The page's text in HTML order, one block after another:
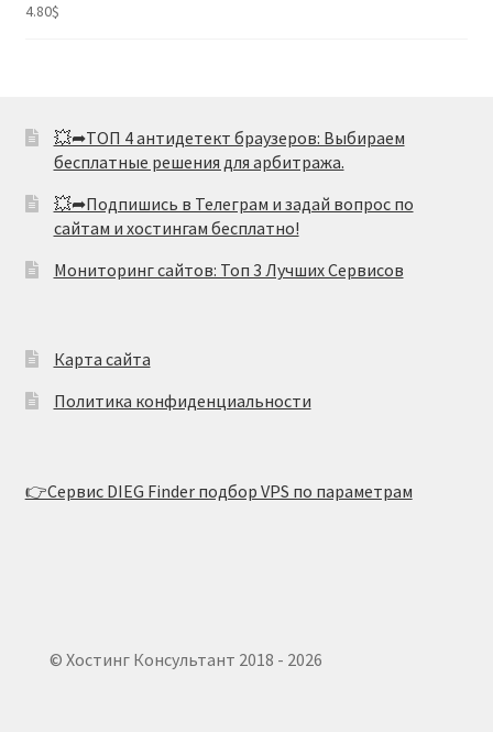
Оценка
4.80$
💥➦ТОП 4 антидетект браузеров: Выбираем
бесплатные решения для арбитража.
💥➦Подпишись в Телеграм и задай вопрос по
сайтам и хостингам бесплатно!
Мониторинг сайтов: Топ 3 Лучших Сервисов
Карта сайта
Политика конфиденциальности
👉Сервис DIEG Finder подбор VPS по параметрам
© Хостинг Консультант 2018 - 2026